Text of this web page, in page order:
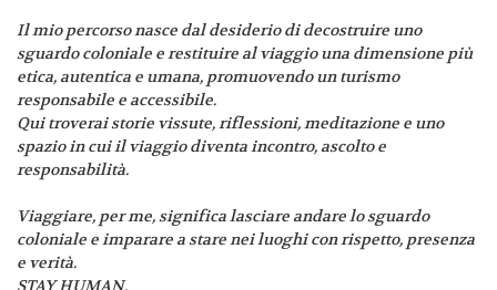
Il mio percorso nasce dal desiderio di decostruire uno
sguardo coloniale e restituire al viaggio una dimensione più
etica, autentica e umana, promuovendo un turismo
responsabile e accessibile.
Qui troverai storie vissute, riflessioni, meditazione e uno
spazio in cui il viaggio diventa incontro, ascolto e
responsabilità.
Viaggiare, per me, significa lasciare andare lo sguardo
coloniale e imparare a stare nei luoghi con rispetto, presenza
e verità.
STAY HUMAN.